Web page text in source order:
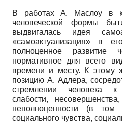
В работах А. Маслоу в
человеческой формы
выдвигалась идея
«самоактуализация» в
полноценное развитие
нормативное для всего
времени и месту. К этому
позицию А. Адлера,
стремлении человека
слабости,
неполноценности (в
социального чувства,